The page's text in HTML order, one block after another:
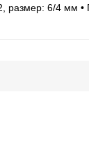
размер: 6/4 мм •